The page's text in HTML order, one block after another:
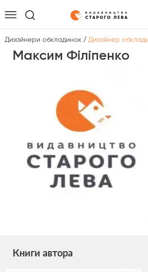
Дизайнери обкладинок / Дизайнер
Максим Філіпенко
Книги автора